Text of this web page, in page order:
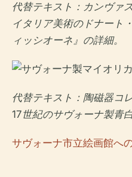
代替テキスト：カンヴァ
イタリア美術のドナート
ィッシオーネ』の詳細。
代替テキスト：陶磁器コ
17世紀のサヴォーナ製青
サヴォーナ市立絵画館へ